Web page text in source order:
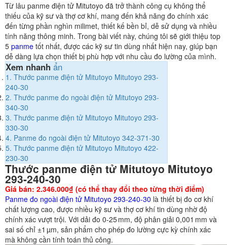
Từ lâu panme điện tử Mitutoyo đã trở thành công cụ không thể
thiếu của kỹ sư và thợ cơ khí, mang đến khả năng đo chính xác
đến từng phần nghìn milimet, thiết kế bền bỉ, dễ sử dụng và nhiều
tính năng thông minh. Trong bài viết này, chúng tôi sẽ giới thiệu top
5 panme tốt nhất, được các kỹ sư tin dùng nhất hiện nay, giúp bạn
dễ dàng lựa chọn thiết bị phù hợp với nhu cầu đo lường của mình.
Xem nhanh ẩn
1. Thước panme điện tử Mitutoyo Mitutoyo 293-
240-30
2. Thước panme đo ngoài điện tử Mitutoyo 293-
340-30
3. Thước panme điện tử Mitutoyo Mitutoyo 293-
330-30
4. Panme đo ngoài điện tử Mitutoyo 342-371-30
5. Thước panme điện tử Mitutoyo Mitutoyo 422-
230-30
Thước panme điện tử Mitutoyo Mitutoyo
293-240-30
Giá bán: 2.346.000₫ (có thể thay đổi theo từng thời điểm)
Panme đo ngoài điện tử Mitutoyo 293-240-30 là thiết bị đo cơ khí
chất lượng cao, được nhiều kỹ sư và thợ cơ khí tin dùng nhờ độ
chính xác vượt trội. Với dải đo 0-25 mm, độ phân giải 0,001 mm và
sai số chỉ ±1 µm, sản phẩm cho phép đo lường cực kỳ chính xác
mà không cần tính toán thủ công.